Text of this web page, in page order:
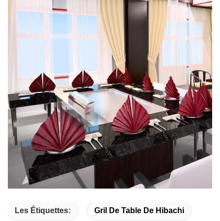
Les Étiquettes: Gril De Table De Hibachi